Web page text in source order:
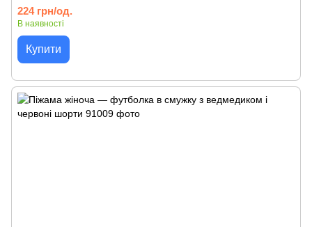
224 грн/од.
В наявності
Купити